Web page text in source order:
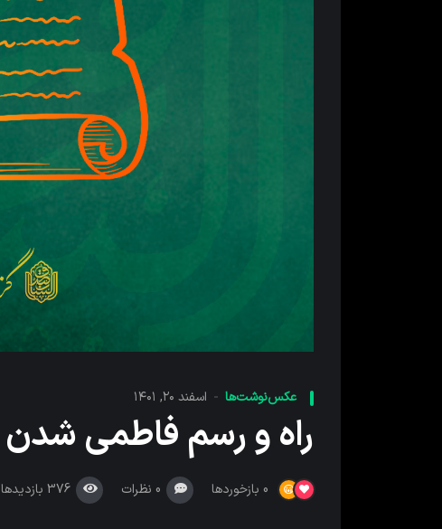
عکس‌نوشت‌ها اسفند ۲۰, ۱۴۰۱
راه و رسم فاطمی شدن ۲
0 بازخوردها 0 نظرات 376 بازدیدها